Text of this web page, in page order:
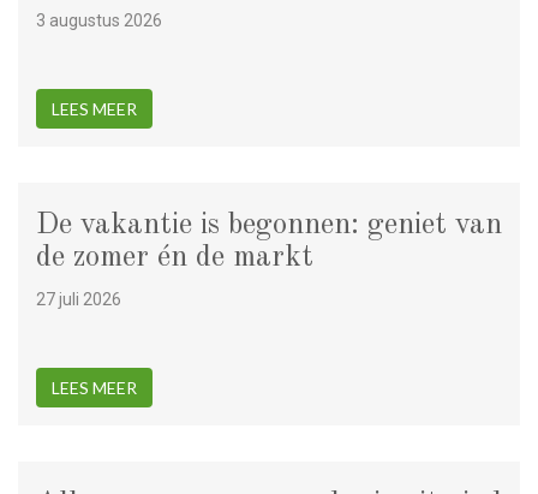
3 augustus 2026
LEES MEER
De vakantie is begonnen: geniet van
de zomer én de markt
27 juli 2026
LEES MEER